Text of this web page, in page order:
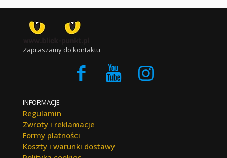
Zapraszamy do kontaktu
INFORMACJE
Regulamin
Zwroty i reklamacje
Formy platności
Koszty i warunki dostawy